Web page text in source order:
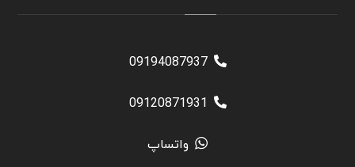
09194087937
09120871931
واتساپ